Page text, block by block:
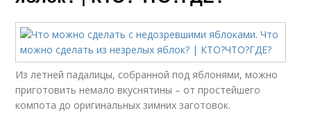
Из летней падалицы, собранной под яблонями, можно
приготовить немало вкуснятины – от простейшего
компота до оригинальных зимних заготовок.